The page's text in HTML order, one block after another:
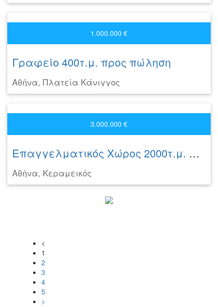
1.000.000 €
Γραφείο 400τ.μ. προς πώληση
Αθήνα, Πλατεία Κάνιγγος
3.000.000 €
Επαγγελματικός Χώρος 2000τ.μ. προς πώληση
Αθήνα, Κεραμεικός
<
1
2
3
4
5
>